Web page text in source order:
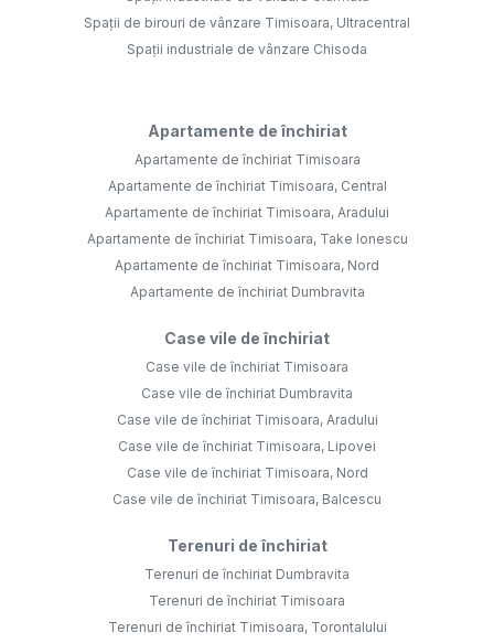
Spații de birouri de vânzare Timisoara, Ultracentral
Spații industriale de vânzare Chisoda
Apartamente de închiriat
Apartamente de închiriat Timisoara
Apartamente de închiriat Timisoara, Central
Apartamente de închiriat Timisoara, Aradului
Apartamente de închiriat Timisoara, Take Ionescu
Apartamente de închiriat Timisoara, Nord
Apartamente de închiriat Dumbravita
Case vile de închiriat
Case vile de închiriat Timisoara
Case vile de închiriat Dumbravita
Case vile de închiriat Timisoara, Aradului
Case vile de închiriat Timisoara, Lipovei
Case vile de închiriat Timisoara, Nord
Case vile de închiriat Timisoara, Balcescu
Terenuri de închiriat
Terenuri de închiriat Dumbravita
Terenuri de închiriat Timisoara
Terenuri de închiriat Timisoara, Torontalului